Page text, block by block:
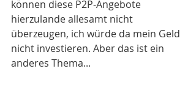
können diese P2P-Angebote
hierzulande allesamt nicht
überzeugen, ich würde da mein Geld
nicht investieren. Aber das ist ein
anderes Thema...